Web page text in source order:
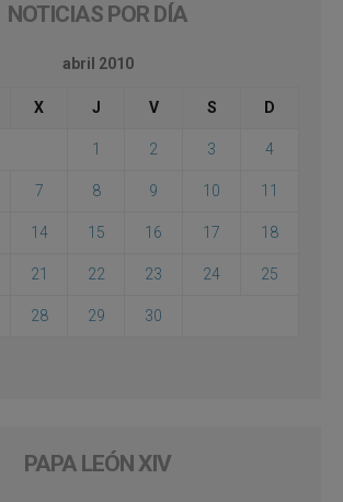
NOTICIAS POR DÍA
abril 2010
X J V S D
1 2 3 4
7 8 9 10 11
14 15 16 17 18
21 22 23 24 25
28 29 30
PAPA LEÓN XIV